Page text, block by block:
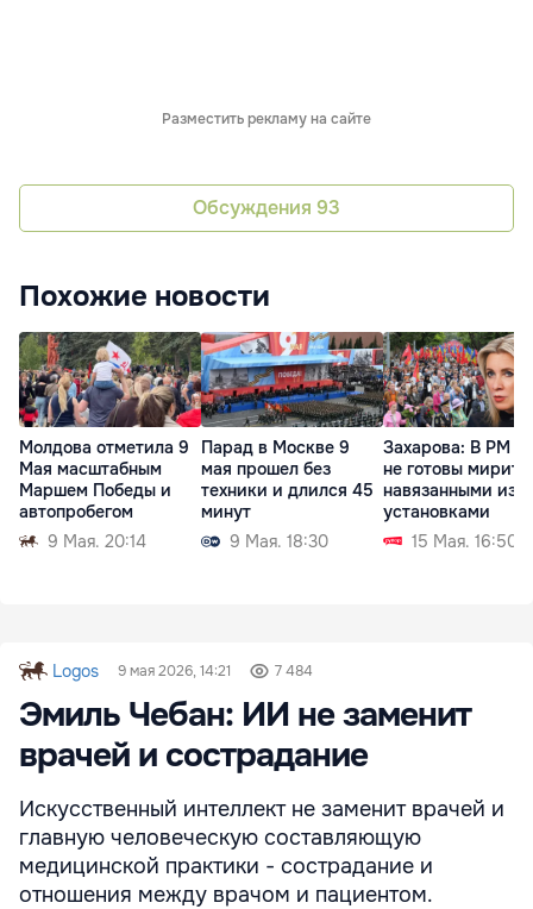
Разместить рекламу на сайте
Обсуждения 93
Похожие новости
Молдова отметила 9
Мая масштабным
Маршем Победы и
автопробегом
9 Мая. 20:14
Парад в Москве 9
мая прошел без
техники и длился 45
минут
9 Мая. 18:30
Захарова: В РМ
не готовы
навязанными
установками
15 Мая. 16:50
Logos 9 мая 2026, 14:21 7 484
Эмиль Чебан: ИИ не заменит
врачей и сострадание
Искусственный интеллект не заменит врачей и
главную человеческую составляющую
медицинской практики - сострадание и
отношения между врачом и пациентом.